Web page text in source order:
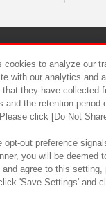
食品のご
to analyze our
with our analytics and
they have
the retention
click [Do Not
out preference
you will be
agree to this
'Save Settings' and